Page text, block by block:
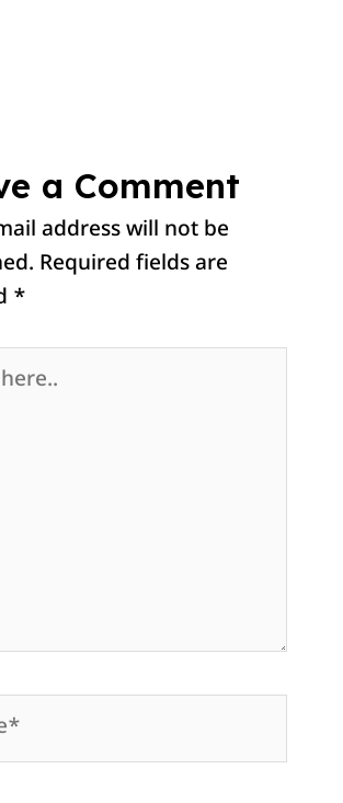
a Comment
address will not be
Required fields are
*